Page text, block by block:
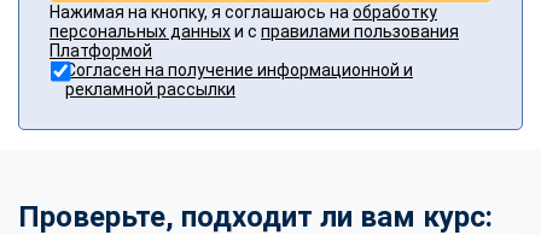
Нажимая на кнопку, я соглашаюсь на обработку
персональных данныхи с правилами пользования
Платформой
Согласен на получение информационной и
рекламной рассылки
Проверьте, подходит ли вам курс: